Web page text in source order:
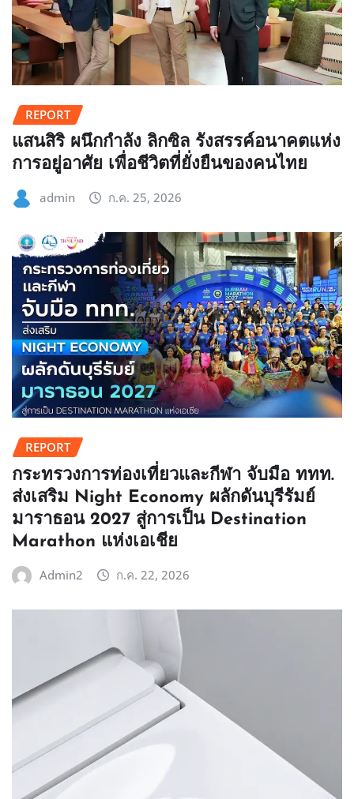
REPORT
แสนสิริ ผนึกกำลัง ลิกซิล รังสรรค์อนาคตแห่ง
การอยู่อาศัย เพื่อชีวิตที่ยั่งยืนของคนไทย
admin ก.ค. 25, 2026
REPORT
กระทรวงการท่องเที่ยวและกีฬา จับมือ ททท.
ส่งเสริม Night Economy ผลักดันบุรีรัมย์
มาราธอน 2027 สู่การเป็น Destination
Marathon แห่งเอเชีย
Admin2 ก.ค. 22, 2026